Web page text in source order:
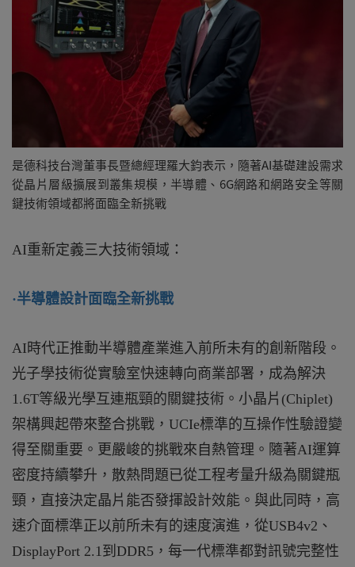
是德科技台灣董事長暨總經理羅大鈞表示，隨著AI基礎建設需求
從晶片層級擴展到叢集規模，半導體、6G網路和網路安全等關
鍵技術領域都將面臨全新挑戰
AI重新定義三大技術領域：
·半導體設計面臨全新挑戰
AI時代正推動半導體產業進入前所未有的創新階段。
光子學技術從實驗室快速轉向商業部署，成為解決
1.6T等級光學互連瓶頸的關鍵技術。小晶片(Chiplet)
架構興起帶來整合挑戰，UCIe標準的互操作性驗證變
得至關重要。更嚴峻的挑戰來自熱管理。隨著AI運算
密度持續攀升，散熱問題已從工程考量升級為關鍵瓶
頸，直接決定晶片能否發揮設計效能。與此同時，高
速介面標準正以前所未有的速度演進，從USB4v2、
DisplayPort 2.1到DDR5，每一代標準都對訊號完整性